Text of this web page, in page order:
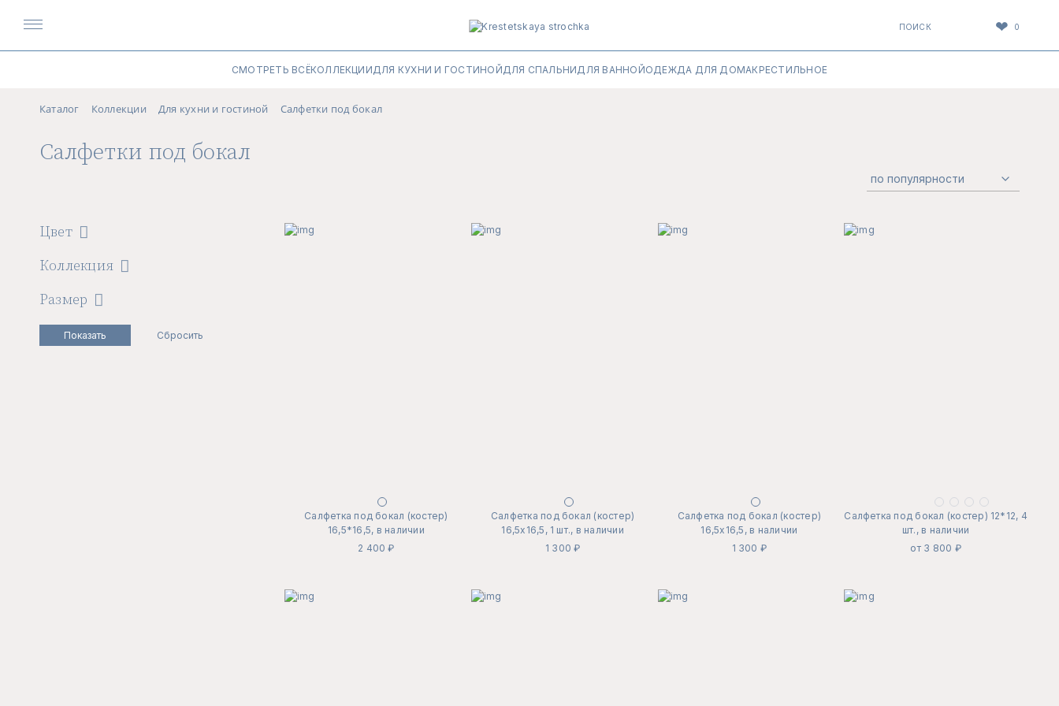
ПОИСК ❤ 0
СМОТРЕТЬ ВСЁКОЛЛЕКЦИИДЛЯ КУХНИ И ГОСТИНОЙДЛЯ СПАЛЬНИДЛЯ ВАННОЙОДЕЖДА ДЛЯ ДОМАКРЕСТИЛЬНОЕ
Каталог Коллекции Для кухни и гостиной Салфетки под бокал
Салфетки под бокал
Цвет
Коллекция
Размер
Салфетка под бокал (костер)
16,5*16,5, в наличии
2 400 ₽
Салфетка под бокал (костер)
16,5х16,5, 1 шт., в наличии
1 300 ₽
Салфетка под бокал (костер)
16,5х16,5, в наличии
1 300 ₽
Салфетка под бокал (костер) 12*12, 4
шт., в наличии
от 3 800 ₽